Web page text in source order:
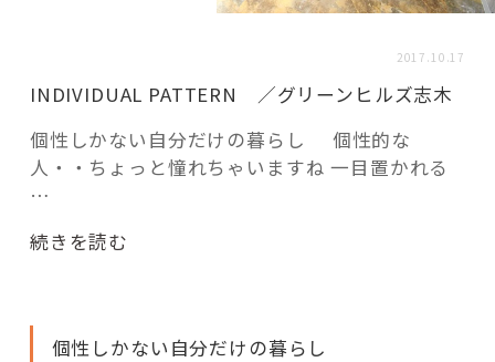
活用事例
「モノ」
fleXe リノベ事例
2017.10.17
INDIVIDUAL PATTERN ／グリーンヒルズ志木
個性しかない自分だけの暮らし 個性的な
人・・ちょっと憧れちゃいますね 一目置かれる
…
“INDIVIDUAL
グ
続きを読む
個性しかない自分だけの暮らし